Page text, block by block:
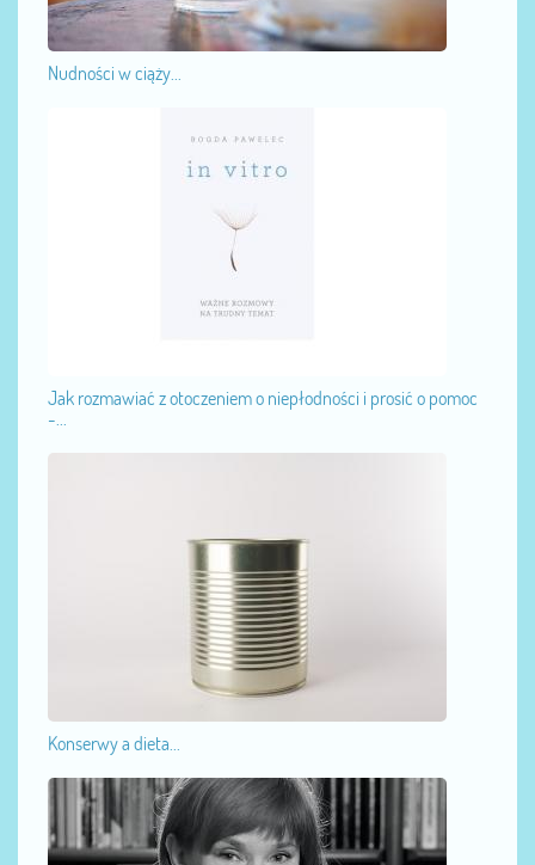
Nudności w ciąży...
Jak rozmawiać z otoczeniem o niepłodności i prosić o pomoc
-...
Konserwy a dieta...